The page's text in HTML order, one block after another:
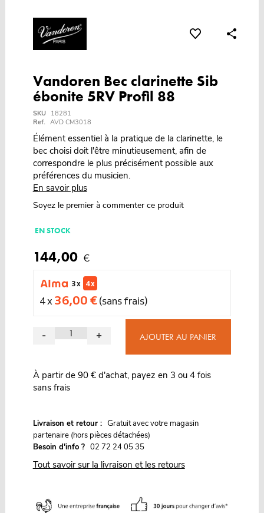
Vandoren Bec clarinette Sib
ébonite 5RV Profil 88
SKU
18281
Ref. AVD CM3018
Élément essentiel à la pratique de la clarinette, le
bec choisi doit l'être minutieusement, afin de
correspondre le plus précisément possible aux
préférences du musicien.
En savoir plus
Soyez le premier à commenter ce produit
EN STOCK
144,00 €
3 x 4 x
4 x36,00 €(sans frais)
- + AJOUTER AU PANIER
À partir de 90 € d'achat, payez en 3 ou 4 fois
sans frais
Livraison et retour : Gratuit avec votre magasin
partenaire (hors pièces détachées)
Besoin d'info ? 02 72 24 05 35
Tout savoir sur la livraison et les retours